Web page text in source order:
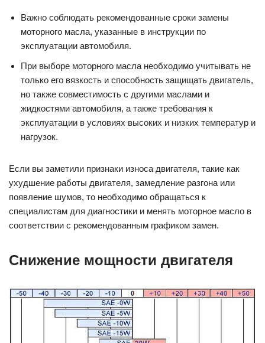
Важно соблюдать рекомендованные сроки замены
моторного масла, указанные в инструкции по
эксплуатации автомобиля.
При выборе моторного масла необходимо учитывать не
только его вязкость и способность защищать двигатель,
но также совместимость с другими маслами и
жидкостями автомобиля, а также требования к
эксплуатации в условиях высоких и низких температур и
нагрузок.
Если вы заметили признаки износа двигателя, такие как
ухудшение работы двигателя, замедление разгона или
появление шумов, то необходимо обращаться к
специалистам для диагностики и менять моторное масло в
соответствии с рекомендованным графиком замен.
Снижение мощности двигателя